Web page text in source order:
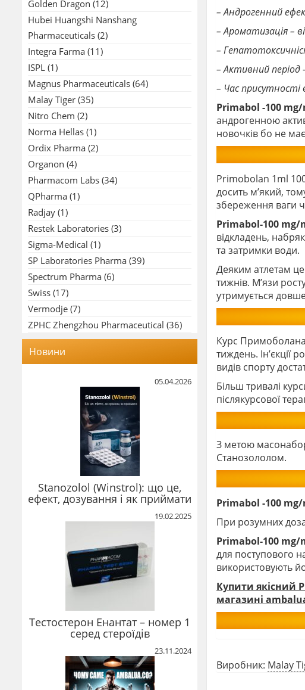
– Андрогенний
– Ароматизація –
–
– Активний період
– Час присутності
Primabol -100
андрогенною
новочків бо не
Primobolan 1ml
досить м’який,
збереження ваги
Primabol-100 mg/
відкладень,
та затримки води.
Деяким атлетам
тижнів. М’язи
утримується
Курс
тиждень. Ін’єкції
видів спорту
Більш тривалі
післякурсової
З метою
Станозололом.
Primabol -100
При розумних
Primabol-100 mg/
для поступового
використовують
Купити якісний
магазині
Виробник: Malay
Golden Dragon (12)
Hubei Huangshi Nanshang
Pharmaceuticals (2)
Integra Farma (11)
ISPL (1)
Magnus Pharmaceuticals (64)
Malay Tiger (35)
Nitro Chem (2)
Norma Hellas (1)
Ordix Pharma (2)
Organon (4)
Pharmacom Labs (34)
QPharma (1)
Radjay (1)
Restek Laboratories (3)
Sigma-Medical (1)
SP Laboratories Pharma (39)
Spectrum Pharma (6)
Swiss (17)
Vermodje (7)
ZPHC Zhengzhou Pharmaceutical (36)
Новини
05.04.2026
Stanozolol (Winstrol): що це,
ефект, дозування і як приймати
19.02.2025
Тестостерон Енантат – номер 1
серед стероїдів
23.11.2024